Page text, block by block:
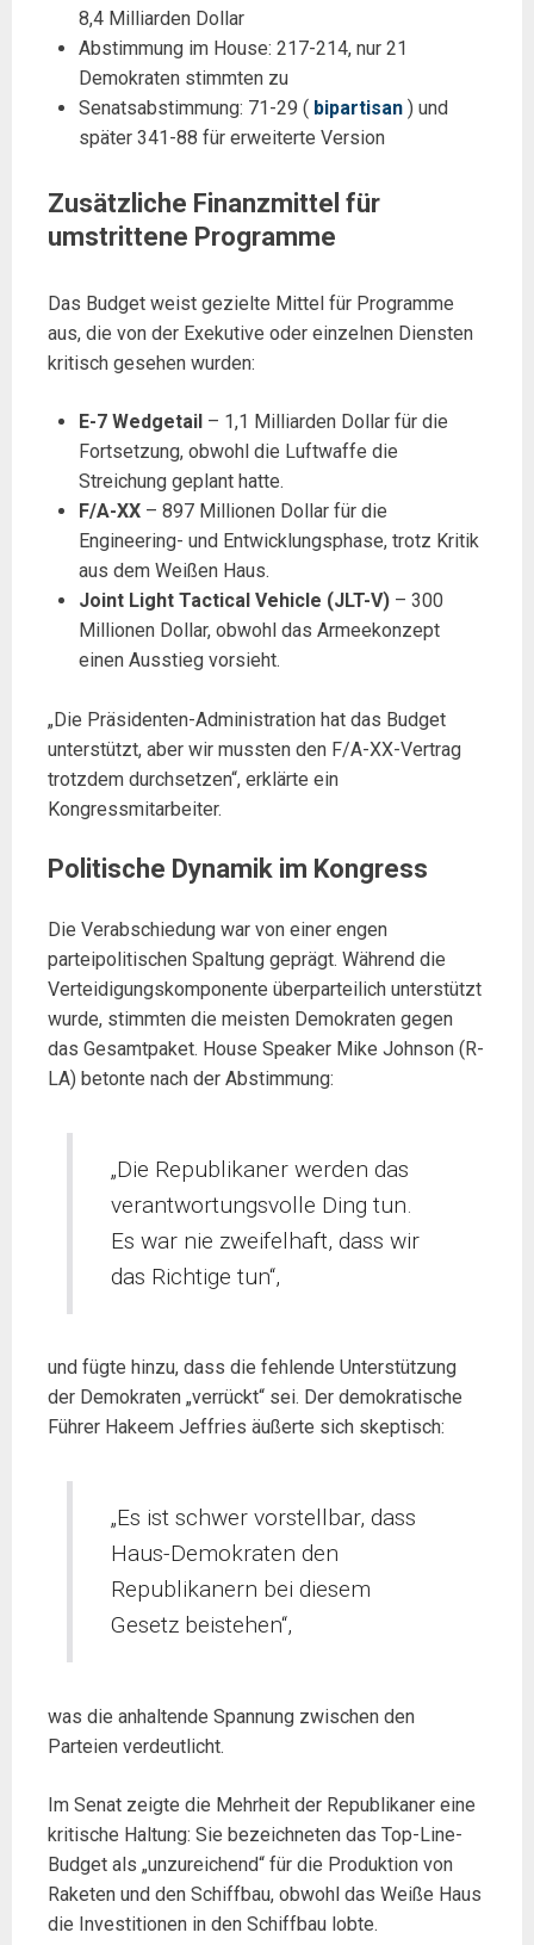
8,4 Milliarden Dollar
Abstimmung im House: 217-214, nur 21
Demokraten stimmten zu
Senatsabstimmung: 71-29 ( bipartisan) und
später 341-88 für erweiterte Version
Zusätzliche Finanzmittel für
umstrittene Programme
Das Budget weist gezielte Mittel für Programme
aus, die von der Exekutive oder einzelnen Diensten
kritisch gesehen wurden:
E-7 Wedgetail– 1,1 Milliarden Dollar für die
Fortsetzung, obwohl die Luftwaffe die
Streichung geplant hatte.
F/A-XX– 897 Millionen Dollar für die
Engineering- und Entwicklungsphase, trotz Kritik
aus dem Weißen Haus.
Joint Light Tactical Vehicle (JLT-V)– 300
Millionen Dollar, obwohl das Armeekonzept
einen Ausstieg vorsieht.
„Die Präsidenten-Administration hat das Budget
unterstützt, aber wir mussten den F/A-XX-Vertrag
trotzdem durchsetzen“, erklärte ein
Kongressmitarbeiter.
Politische Dynamik im Kongress
Die Verabschiedung war von einer engen
parteipolitischen Spaltung geprägt. Während die
Verteidigungskomponente überparteilich unterstützt
wurde, stimmten die meisten Demokraten gegen
das Gesamtpaket. House Speaker Mike Johnson (R-
LA) betonte nach der Abstimmung:
„Die Republikaner werden das
verantwortungsvolle Ding tun.
Es war nie zweifelhaft, dass wir
das Richtige tun“,
und fügte hinzu, dass die fehlende Unterstützung
der Demokraten „verrückt“ sei. Der demokratische
Führer Hakeem Jeffries äußerte sich skeptisch:
„Es ist schwer vorstellbar, dass
Haus-Demokraten den
Republikanern bei diesem
Gesetz beistehen“,
was die anhaltende Spannung zwischen den
Parteien verdeutlicht.
Im Senat zeigte die Mehrheit der Republikaner eine
kritische Haltung: Sie bezeichneten das Top-Line-
Budget als „unzureichend“ für die Produktion von
Raketen und den Schiffbau, obwohl das Weiße Haus
die Investitionen in den Schiffbau lobte.